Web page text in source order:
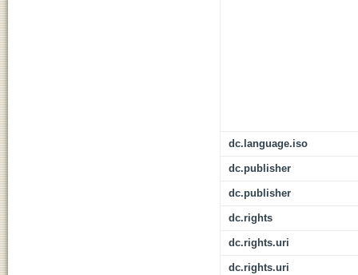
dc.language.iso
dc.publisher
dc.publisher
dc.rights
dc.rights.uri
dc.rights.uri